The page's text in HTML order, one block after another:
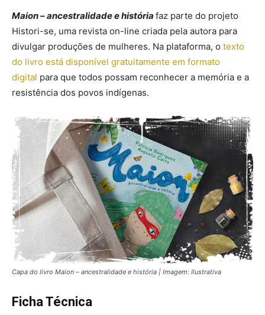
Maion – ancestralidade e história faz parte do projeto
Histori-se, uma revista on-line criada pela autora para
divulgar produções de mulheres. Na plataforma, o texto
do livro está disponível gratuitamente em formato
digital para que todos possam reconhecer a memória e a
resistência dos povos indígenas.
Capa do livro Maion – ancestralidade e história | Imagem: Ilustrativa
Ficha Técnica